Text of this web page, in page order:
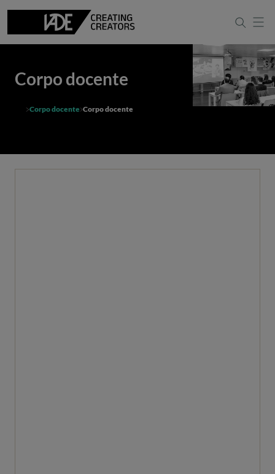
Corpo docente
Corpo docente Corpo docente